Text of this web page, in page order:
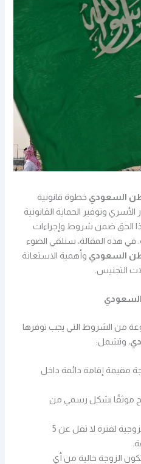
السعودي خطوة قانونية
وتوفير الحماية القانونية
الحق ضمن شروط وإجراءات
في هذه المقالة، سنلقي الضوء
السعودي وأهمية الاستعانة
التجنيس.
من الشروط التي يجب توفرها
، وتشمل:
مقيمة إقامة دائمة داخل
موثقًا بشكل رسمي من
: أن تستمر الحياة الزوجية لفترة لا تقل عن 5
الزوجة خالية من أي